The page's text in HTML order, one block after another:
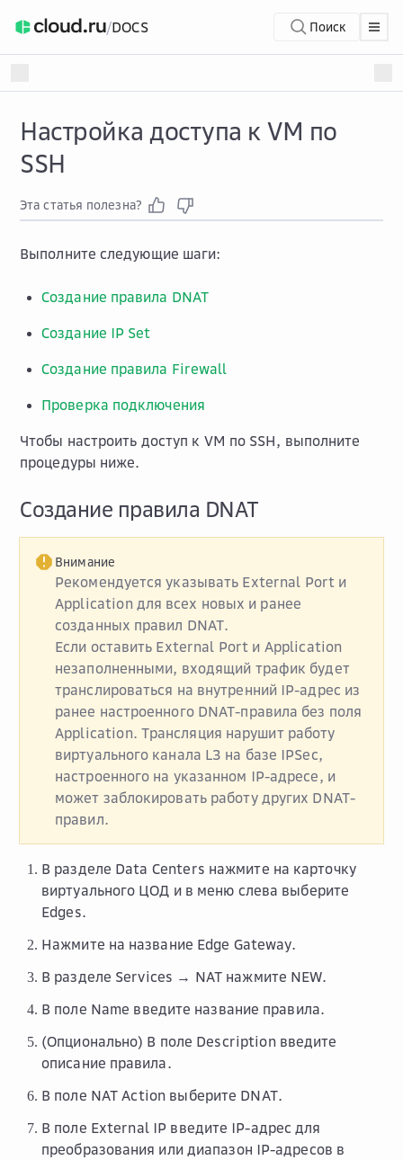
/DOCS Поиск
Настройка доступа к VM по
SSH
Эта статья полезна?
Выполните следующие шаги:
Создание правила DNAT
Создание IP Set
Создание правила Firewall
Проверка подключения
Чтобы настроить доступ к VM по SSH, выполните
процедуры ниже.
Создание правила DNAT
Внимание
Рекомендуется указывать External Port и
Application для всех новых и ранее
созданных правил DNAT.
Если оставить External Port и Application
незаполненными, входящий трафик будет
транслироваться на внутренний IP-адрес из
ранее настроенного DNAT-правила без поля
Application. Трансляция нарушит работу
виртуального канала L3 на базе IPSec,
настроенного на указанном IP-адресе, и
может заблокировать работу других DNAT-
правил.
В разделе Data Centers нажмите на карточку
виртуального ЦОД и в меню слева выберите
Edges.
Нажмите на название Edge Gateway.
В разделе Services → NAT нажмите NEW.
В поле Name введите название правила.
(Опционально) В поле Descriptionвведите
описание правила.
В поле NAT Action выберите DNAT.
В поле External IP введите IP-адрес для
преобразования или диапазон IP-адресов в